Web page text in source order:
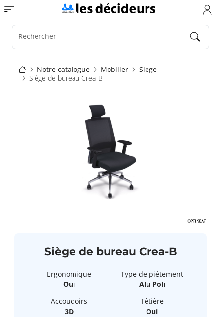
Aller
au
contenu
principal
Toggle navigation
Rechercher
Fil
d'Ariane
Notre catalogue Mobilier
Siège
Siège de bureau Crea-B
Siège de bureau Crea-B
Ergonomique
Oui
Type de piétement
Alu Poli
Accoudoirs
3D
Têtière
Oui